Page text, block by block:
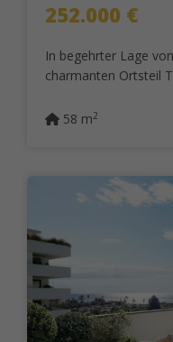
252.000 €
In begehrter Lage
charmanten Ortsteil
58 m2